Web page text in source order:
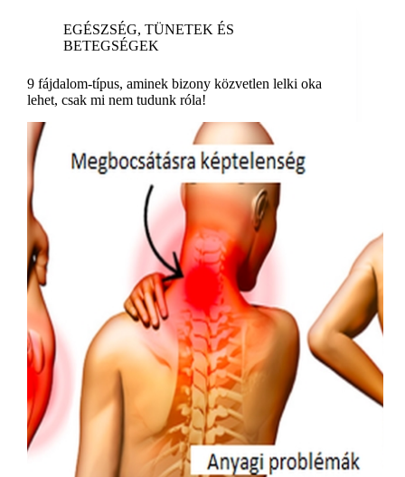
EGÉSZSÉG, TÜNETEK ÉS
BETEGSÉGEK
9 fájdalom-típus, aminek bizony közvetlen lelki oka
lehet, csak mi nem tudunk róla!